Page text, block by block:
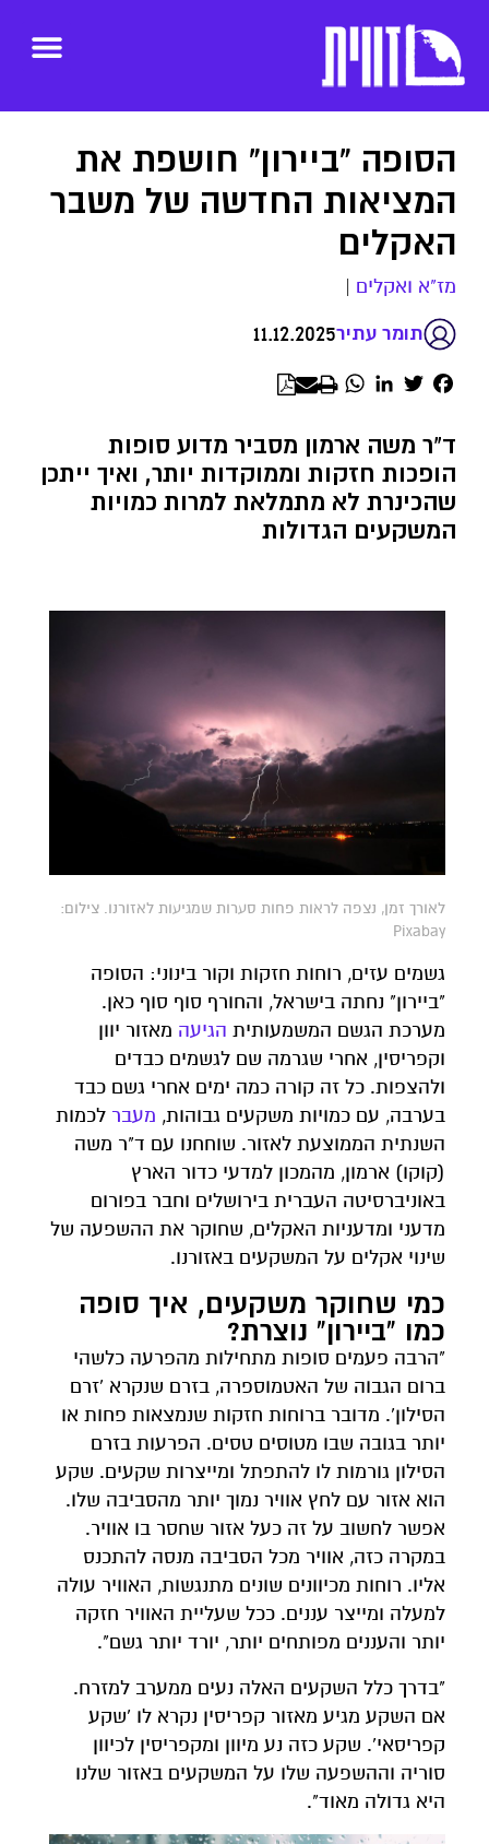
הסופה "ביירון" חושפת את
המציאות החדשה של משבר
האקלים
מז"א ואקלים |
תומר עתיר11.12.2025
Facebook
Twitter
LinkedIn
WhatsApp
ד"ר משה ארמון מסביר מדוע סופות
הופכות חזקות וממוקדות יותר, ואיך ייתכן
שהכינרת לא מתמלאת למרות כמויות
המשקעים הגדולות
לאורך זמן, נצפה לראות פחות סערות שמגיעות לאזורנו. צילום:
Pixabay
גשמים עזים, רוחות חזקות וקור בינוני: הסופה
"ביירון" נחתה בישראל, והחורף סוף סוף כאן.
מערכת הגשם המשמעותית הגיעה מאזור יוון
וקפריסין, אחרי שגרמה שם לגשמים כבדים
ולהצפות. כל זה קורה כמה ימים אחרי גשם כבד
בערבה, עם כמויות משקעים גבוהות, מעבר לכמות
השנתית הממוצעת לאזור. שוחחנו עם ד"ר משה
(קוקו) ארמון, מהמכון למדעי כדור הארץ
באוניברסיטה העברית בירושלים וחבר בפורום
מדעני ומדעניות האקלים, שחוקר את ההשפעה של
שינוי אקלים על המשקעים באזורנו.
כמי שחוקר משקעים, איך סופה
כמו "ביירון" נוצרת?
"הרבה פעמים סופות מתחילות מהפרעה כלשהי
ברום הגבוה של האטמוספרה, בזרם שנקרא 'זרם
הסילון'. מדובר ברוחות חזקות שנמצאות פחות או
יותר בגובה שבו מטוסים טסים. הפרעות בזרם
הסילון גורמות לו להתפתל ומייצרות שקעים. שקע
הוא אזור עם לחץ אוויר נמוך יותר מהסביבה שלו.
אפשר לחשוב על זה כעל אזור שחסר בו אוויר.
במקרה כזה, אוויר מכל הסביבה מנסה להתכנס
אליו. רוחות מכיוונים שונים מתנגשות, האוויר עולה
למעלה ומייצר עננים. ככל שעליית האוויר חזקה
יותר והעננים מפותחים יותר, יורד יותר גשם".
"בדרך כלל השקעים האלה נעים ממערב למזרח.
אם השקע מגיע מאזור קפריסין נקרא לו 'שקע
קפריסאי'. שקע כזה נע מיוון ומקפריסין לכיוון
סוריה וההשפעה שלו על המשקעים באזור שלנו
היא גדולה מאוד".